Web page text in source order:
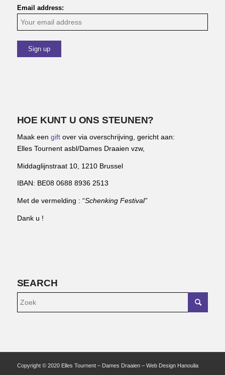
Email address:
HOE KUNT U ONS STEUNEN?
Maak een giftover via overschrijving, gericht aan:
Elles Tournent asbl/Dames Draaien vzw,
Middaglijnstraat 10, 1210 Brussel
IBAN: BE08 0688 8936 2513
Met de vermelding : “Schenking Festival”
Dank u !
SEARCH
Copyright © 2020 Elles Tournent – Dames Draaien – Web Design Hanoulia